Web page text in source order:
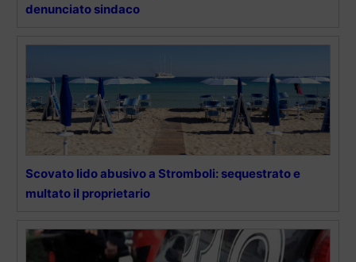
denunciato sindaco
Scovato lido abusivo a Stromboli: sequestrato e
multato il proprietario